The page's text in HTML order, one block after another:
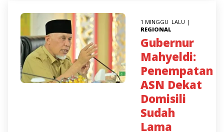
1 MINGGU LALU |
REGIONAL
Gubernur
Mahyeldi:
Penempatan
ASN Dekat
Domisili
Sudah
Lama